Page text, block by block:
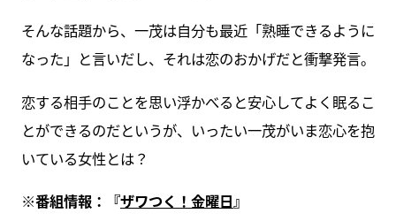
そんな話題から、一茂は自分も最近「熟睡できるように
なった」と言いだし、それは恋のおかげだと衝撃発言。
恋する相手のことを思い浮かべると安心してよく眠るこ
とができるのだというが、いったい一茂がいま恋心を抱
いている女性とは？
※番組情報：『ザワつく！金曜日』